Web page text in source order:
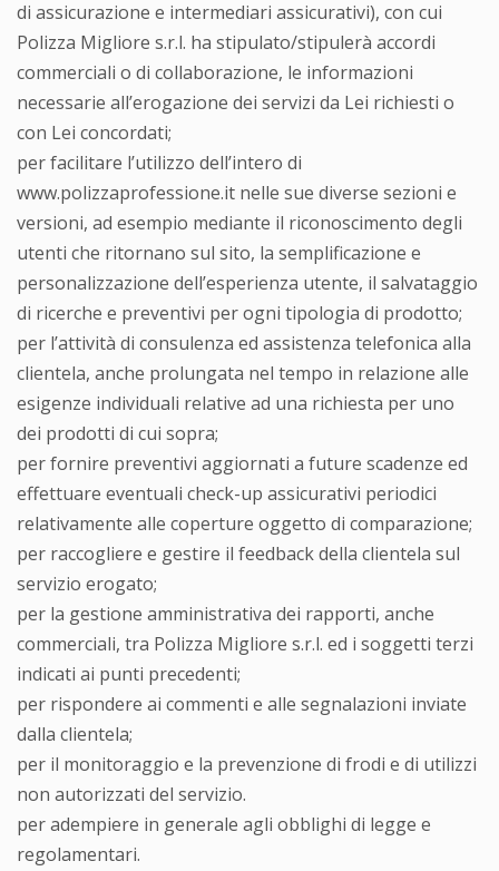
di assicurazione e intermediari assicurativi), con cui
Polizza Migliore s.r.l. ha stipulato/stipulerà accordi
commerciali o di collaborazione, le informazioni
necessarie all’erogazione dei servizi da Lei richiesti o
con Lei concordati;
per facilitare l’utilizzo dell’intero di
www.polizzaprofessione.it nelle sue diverse sezioni e
versioni, ad esempio mediante il riconoscimento degli
utenti che ritornano sul sito, la semplificazione e
personalizzazione dell’esperienza utente, il salvataggio
di ricerche e preventivi per ogni tipologia di prodotto;
per l’attività di consulenza ed assistenza telefonica alla
clientela, anche prolungata nel tempo in relazione alle
esigenze individuali relative ad una richiesta per uno
dei prodotti di cui sopra;
per fornire preventivi aggiornati a future scadenze ed
effettuare eventuali check-up assicurativi periodici
relativamente alle coperture oggetto di comparazione;
per raccogliere e gestire il feedback della clientela sul
servizio erogato;
per la gestione amministrativa dei rapporti, anche
commerciali, tra Polizza Migliore s.r.l. ed i soggetti terzi
indicati ai punti precedenti;
per rispondere ai commenti e alle segnalazioni inviate
dalla clientela;
per il monitoraggio e la prevenzione di frodi e di utilizzi
non autorizzati del servizio.
per adempiere in generale agli obblighi di legge e
regolamentari.